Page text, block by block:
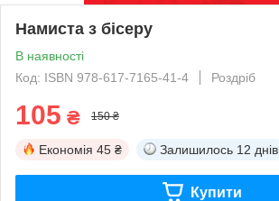
Намиста з бісеру
В наявності
Код: ISBN 978-617-7165-41-4
Роздріб
105 ₴ 150 ₴
Економія 45 ₴ Залишилось 12 днів
Купити